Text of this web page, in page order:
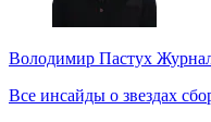
Володимир Пастух
Все инсайды о звездах